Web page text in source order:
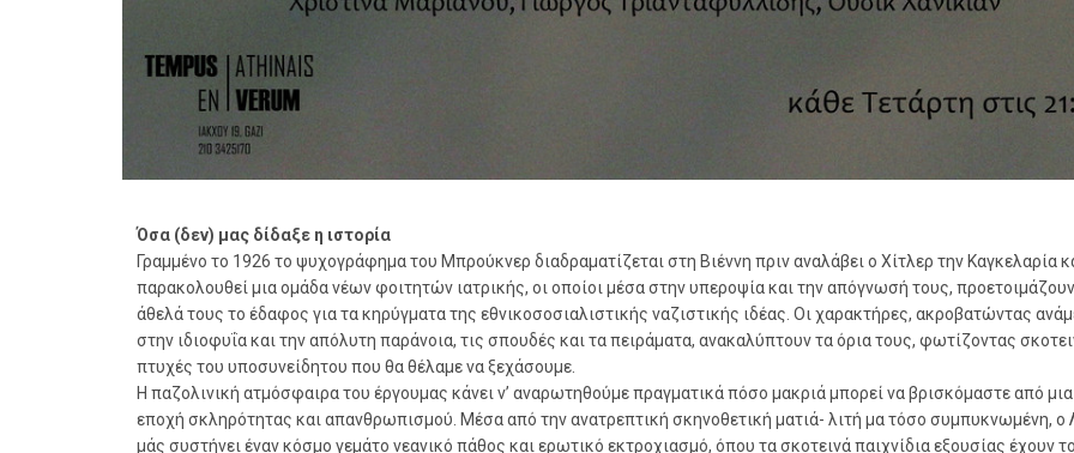
Όσα (δεν) μας δίδαξε η ιστορία
Γραμμένο το 1926 το ψυχογράφημα του Μπρούκνερ διαδραματίζεται στη Βιέννη πριν αναλάβει ο Χίτλερ την Καγκελαρία
παρακολουθεί μια ομάδα νέων φοιτητών ιατρικής, οι οποίοι μέσα στην υπεροψία και την απόγνωσή τους, προετοιμάζουν
άθελά τους το έδαφος για τα κηρύγματα της εθνικοσοσιαλιστικής ναζιστικής ιδέας. Οι χαρακτήρες, ακροβατώντας
στην ιδιοφυΐα και την απόλυτη παράνοια, τις σπουδές και τα πειράματα, ανακαλύπτουν τα όρια τους, φωτίζοντας
πτυχές του υποσυνείδητου που θα θέλαμε να ξεχάσουμε.
Η παζολινική ατμόσφαιρα του έργουμας κάνει ν’ αναρωτηθούμε πραγματικά πόσο μακριά μπορεί να βρισκόμαστε από μια
εποχή σκληρότητας και απανθρωπισμού. Μέσα από την ανατρεπτική σκηνοθετική ματιά- λιτή μα τόσο συμπυκνωμένη, ο
μάς συστήνει έναν κόσμο γεμάτο νεανικό πάθος και ερωτικό εκτροχιασμό, όπου τα σκοτεινά παιχνίδια εξουσίας έχουν